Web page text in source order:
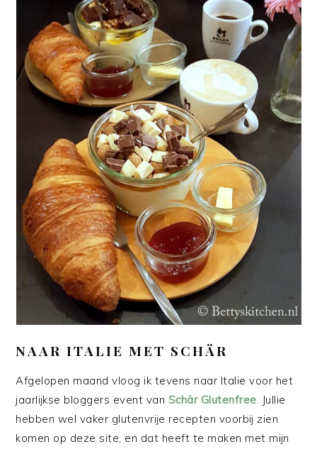
NAAR ITALIE MET SCHÄR
Afgelopen maand vloog ik tevens naar Italie voor het
jaarlijkse bloggers event van Schär Glutenfree. Jullie
hebben wel vaker glutenvrije recepten voorbij zien
komen op deze site, en dat heeft te maken met mijn